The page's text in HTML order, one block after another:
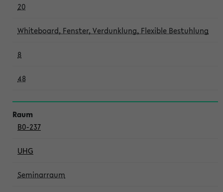
20
Whiteboard, Fenster, Verdunklung, Flexible Bestuhlung
8
48
B0-237
UHG
Seminarraum